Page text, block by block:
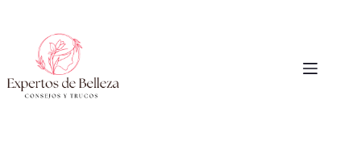
contenido